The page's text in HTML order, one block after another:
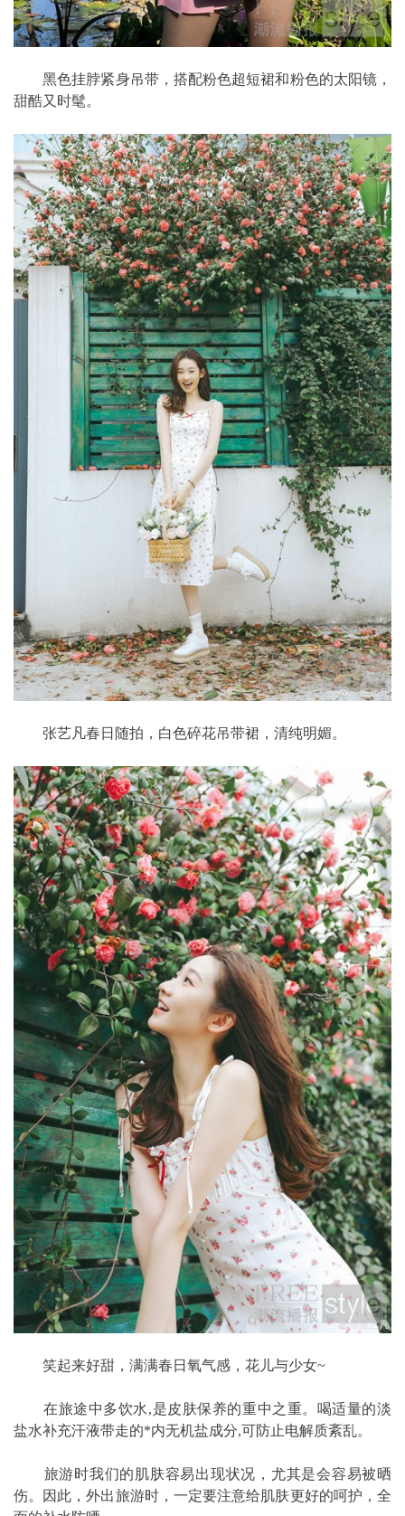
黑色挂脖紧身吊带，搭配粉色超短裙和粉色的太阳镜，
甜酷又时髦。
张艺凡春日随拍，白色碎花吊带裙，清纯明媚。
笑起来好甜，满满春日氧气感，花儿与少女~
在旅途中多饮水,是皮肤保养的重中之重。喝适量的淡
盐水补充汗液带走的*内无机盐成分,可防止电解质紊乱。
旅游时我们的肌肤容易出现状况，尤其是会容易被晒
伤。因此，外出旅游时，一定要注意给肌肤更好的呵护，全